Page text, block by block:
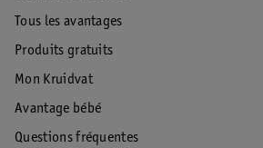
Tous les avantages
Produits gratuits
Mon Kruidvat
Avantage bébé
Questions fréquentes